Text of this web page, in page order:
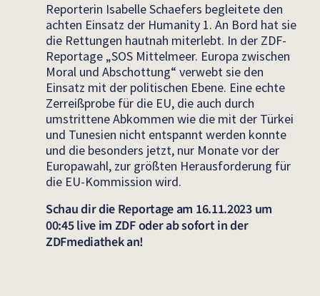
Reporterin Isabelle Schaefers begleitete den
achten Einsatz der Humanity 1. An Bord hat sie
die Rettungen hautnah miterlebt. In der ZDF-
Reportage „SOS Mittelmeer. Europa zwischen
Moral und Abschottung“ verwebt sie den
Einsatz mit der politischen Ebene. Eine echte
Zerreißprobe für die EU, die auch durch
umstrittene Abkommen wie die mit der Türkei
und Tunesien nicht entspannt werden konnte
und die besonders jetzt, nur Monate vor der
Europawahl, zur größten Herausforderung für
die EU-Kommission wird.
Schau dir die Reportage am 16.11.2023 um
00:45 live im ZDF oder ab sofort in der
ZDFmediathek an!